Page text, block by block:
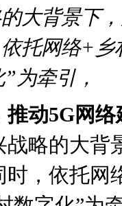
大背景下
托网络+
为牵引，
动5G网络
略的大背
时，依托网